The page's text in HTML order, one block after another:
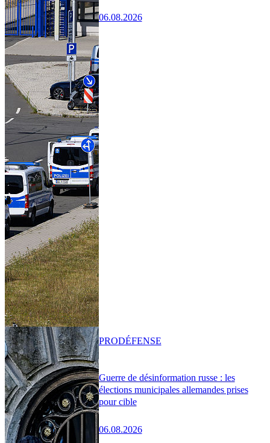
06.08.2026
Guerre de désinformation russe : les
élections municipales allemandes prises
pour cible
06.08.2026
PRODÉFENSE